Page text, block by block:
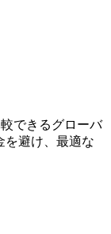
できるグローバ
を避け、最適な